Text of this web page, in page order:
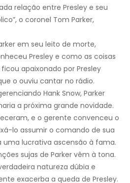
relação entre Presley e seu
o coronel Tom Parker,
em seu leito de morte,
Presley e como as coisas
apaixonado por Presley
o ouviu cantar no rádio.
Hank Snow, Parker
a próxima grande novidade.
e o gerente convenceu o
lo assumir o comando de sua
uma lucrativa ascensão à fama.
sujas de Parker vêm à tona.
natureza dúbia e
exacerba a queda de Presley.